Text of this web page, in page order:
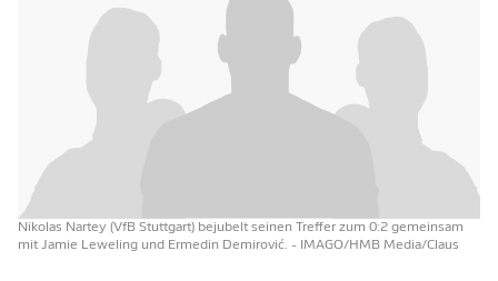
Nikolas Nartey (VfB Stuttgart) bejubelt seinen Treffer zum 0:2 gemeinsam
mit Jamie Leweling und Ermedin Demirović. - IMAGO/HMB Media/Claus